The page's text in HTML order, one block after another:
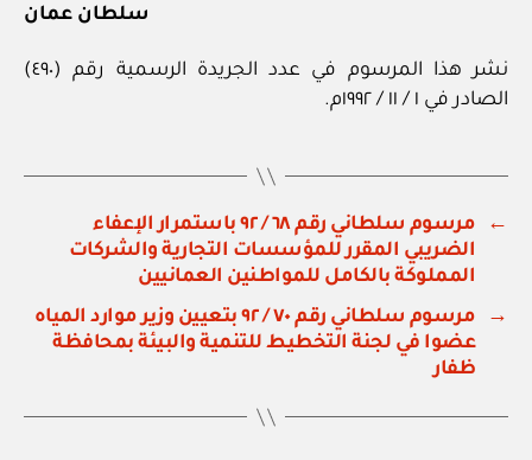
سلطان عمان
نشر هذا المرسوم في عدد الجريدة الرسمية رقم (٤٩٠)
الصادر في ١ / ١١ / ١٩٩٢م.
←
مرسوم سلطاني رقم ٦٨ / ٩٢ باستمرار الإعفاء
الضريبي المقرر للمؤسسات التجارية والشركات
المملوكة بالكامل للمواطنين العمانيين
→
مرسوم سلطاني رقم ٧٠ / ٩٢ بتعيين وزير موارد المياه
عضوا في لجنة التخطيط للتنمية والبيئة بمحافظة
ظفار